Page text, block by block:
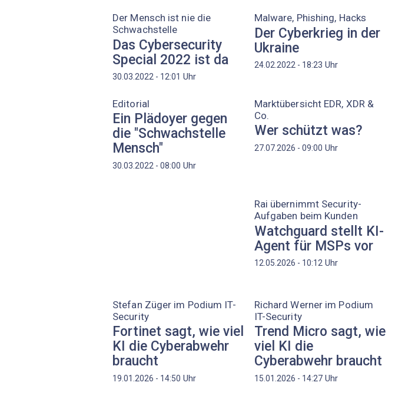
Der Mensch ist nie die
Schwachstelle
Das Cybersecurity
Special 2022 ist da
30.03.2022 - 12:01 Uhr
Malware, Phishing, Hacks
Der Cyberkrieg in der
Ukraine
24.02.2022 - 18:23 Uhr
Editorial
Ein Plädoyer gegen
die "Schwachstelle
Mensch"
30.03.2022 - 08:00 Uhr
Marktübersicht EDR, XDR &
Co.
Wer schützt was?
27.07.2026 - 09:00 Uhr
Rai übernimmt Security-
Aufgaben beim Kunden
Watchguard stellt KI-
Agent für MSPs vor
12.05.2026 - 10:12Uhr
Stefan ­Züger im Podium IT-
Security
Fortinet sagt, wie viel
KI die Cyberabwehr
braucht
19.01.2026 - 14:50 Uhr
Richard Werner im Podium
IT-Security
Trend Micro sagt, wie
viel KI die
Cyberabwehr braucht
15.01.2026 - 14:27Uhr